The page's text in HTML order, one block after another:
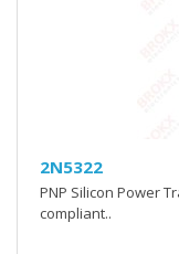
2N5322
PNP Silicon Power
compliant..